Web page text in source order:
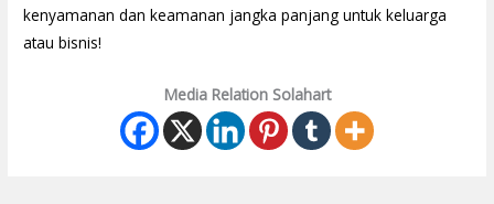
kenyamanan dan keamanan jangka panjang untuk keluarga
atau bisnis!
Media Relation Solahart